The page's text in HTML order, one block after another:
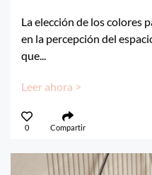
La elección de los colores
en la percepción del
que...
Leer ahora >
0 Compartir